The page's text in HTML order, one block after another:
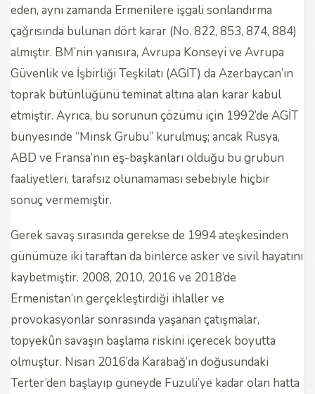
eden, aynı zamanda Ermenilere işgali sonlandırma
çağrısında bulunan dört karar (No. 822, 853, 874, 884)
almıştır. BM’nin yanısıra, Avrupa Konseyi ve Avrupa
Güvenlik ve İşbirliği Teşkilatı (AGİT) da Azerbaycan’ın
toprak bütünlüğünü teminat altına alan karar kabul
etmiştir. Ayrıca, bu sorunun çözümü için 1992’de AGİT
bünyesinde “Minsk Grubu” kurulmuş; ancak Rusya,
ABD ve Fransa’nın eş-başkanları olduğu bu grubun
faaliyetleri, tarafsız olunamaması sebebiyle hiçbir
sonuç vermemiştir.
Gerek savaş sırasında gerekse de 1994 ateşkesinden
günümüze iki taraftan da binlerce asker ve sivil hayatını
kaybetmiştir. 2008, 2010, 2016 ve 2018’de
Ermenistan’ın gerçekleştirdiği ihlaller ve
provokasyonlar sonrasında yaşanan çatışmalar,
topyekûn savaşın başlama riskini içerecek boyutta
olmuştur. Nisan 2016’da Karabağ’ın doğusundaki
Terter’den başlayıp güneyde Fuzuli’ye kadar olan hatta